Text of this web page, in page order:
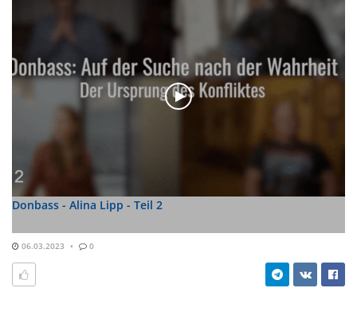
Donbass - Alina Lipp - Teil 2
06.03.2023 0